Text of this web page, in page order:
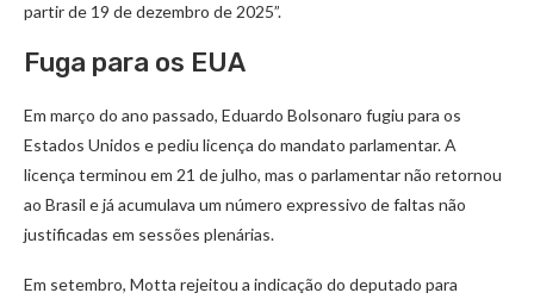
partir de 19 de dezembro de 2025”.
Fuga para os EUA
Em março do ano passado, Eduardo Bolsonaro fugiu para os
Estados Unidos e pediu licença do mandato parlamentar. A
licença terminou em 21 de julho, mas o parlamentar não retornou
ao Brasil e já acumulava um número expressivo de faltas não
justificadas em sessões plenárias.
Em setembro, Motta rejeitou a indicação do deputado para